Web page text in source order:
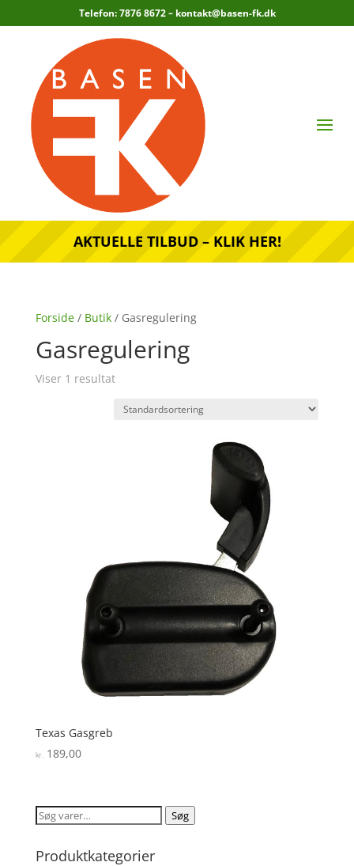
Telefon: 7876 8672 – kontakt@basen-fk.dk
AKTUELLE TILBUD – KLIK HER!
Forside/ Butik/ Gasregulering
Gasregulering
Viser 1 resultat
Texas Gasgreb
kr. 189,00
Søg
Søg
Produktkategorier